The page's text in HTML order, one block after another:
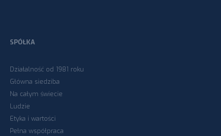
SPÓŁKA
Działalność od 1981 roku
Główna siedziba
Na całym świecie
Ludzie
Etyka i wartości
Pełna współpraca